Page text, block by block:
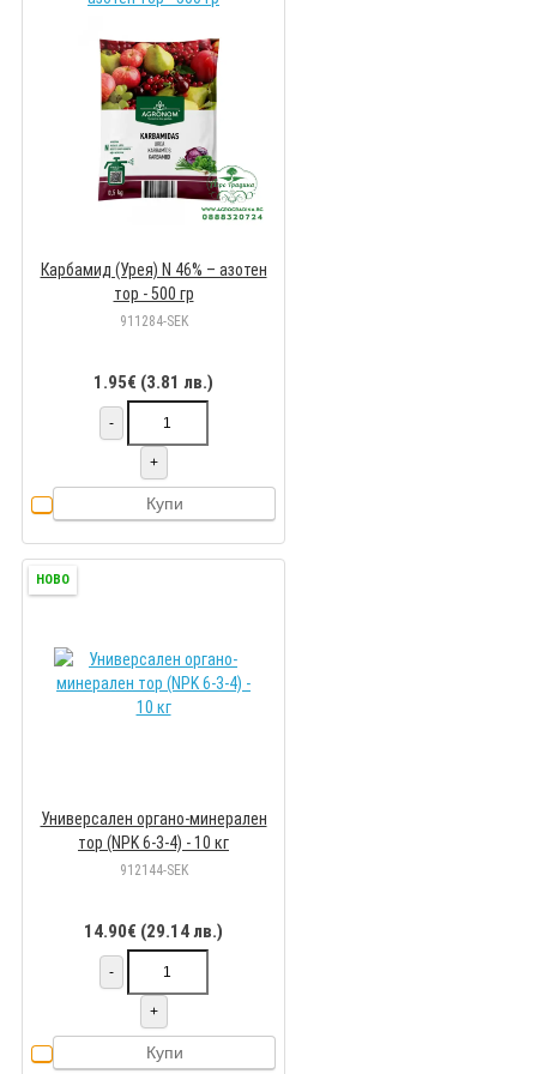
Карбамид (Урея) N 46% – азотен
тор - 500 гр
911284-SEK
1.95€ (3.81 лв.)
-
+
Купи
НОВО
Универсален органо-минерален
тор (NPK 6-3-4) - 10 кг
912144-SEK
14.90€ (29.14 лв.)
-
+
Купи